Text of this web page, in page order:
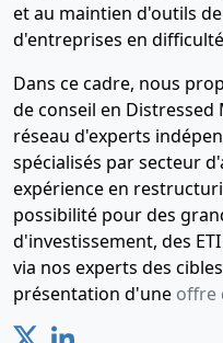
et au maintien d'outils
d'entreprises en
Dans ce cadre, nous
de conseil en
réseau d'experts
spécialisés par secteur
expérience en
possibilité pour des
d'investissement, des
via nos experts des
présentation d'une offre